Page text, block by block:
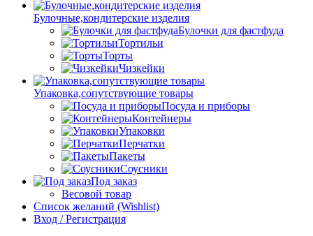
Булочные,кондитерские изделия
Булочки для фастфуда
Тортильи
Торты
Чизкейки
Упаковка,сопутствующие товары
Посуда и приборы
Контейнеры
Упаковки
Перчатки
Пакеты
Соусники
Под заказ
Весовой товар
Список желаний (Wishlist)
Вход / Регистрация